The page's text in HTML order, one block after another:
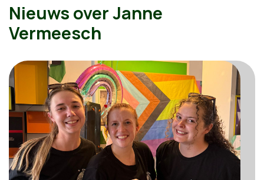
Nieuws over Janne
Vermeesch